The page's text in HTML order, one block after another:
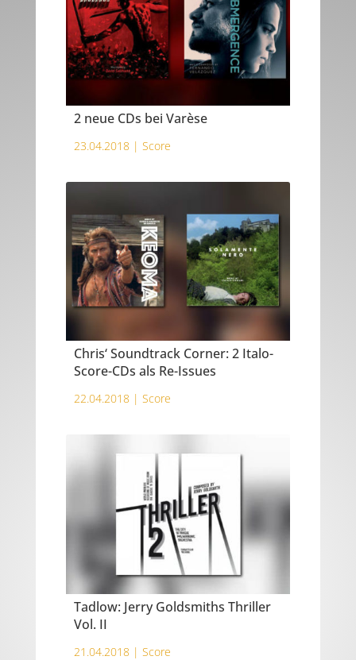
2 neue CDs bei Varèse
23.04.2018 | Score
Chris‘ Soundtrack Corner: 2 Italo-
Score-CDs als Re-Issues
22.04.2018 | Score
Tadlow: Jerry Goldsmiths Thriller
Vol. II
21.04.2018 | Score